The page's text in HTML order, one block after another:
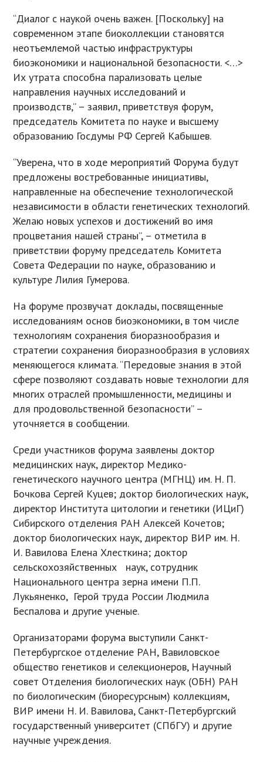
“Диалог с наукой очень важен. [Поскольку] на
современном этапе биоколлекции становятся
неотъемлемой частью инфраструктуры
биоэкономики и национальной безопасности. <…>
Их утрата способна парализовать целые
направления научных исследований и
производств,” – заявил, приветствуя форум,
председатель Комитета по науке и высшему
образованию Госдумы РФ Сергей Кабышев.
“Уверена, что в ходе мероприятий Форума будут
предложены востребованные инициативы,
направленные на обеспечение технологической
независимости в области генетических технологий.
Желаю новых успехов и достижений во имя
процветания нашей страны”, – отметила в
приветствии форуму председатель Комитета
Совета Федерации по науке, образованию и
культуре Лилия Гумерова.
На форуме прозвучат доклады, посвященные
исследованиям основ биоэкономики, в том числе
технологиям сохранения биоразнообразия и
стратегии сохранения биоразнообразия в условиях
меняющегося климата. “Передовые знания в этой
сфере позволяют создавать новые технологии для
многих отраслей промышленности, медицины и
для продовольственной безопасности” –
уточняется в сообщении.
Среди участников форума заявлены доктор
медицинских наук, директор Медико-
генетического научного центра (МГНЦ) им. Н. П.
Бочкова Сергей Куцев; доктор биологических наук,
директор Института цитологии и генетики (ИЦиГ)
Сибирского отделения РАН Алексей Кочетов;
доктор биологических наук, директор ВИР им. Н.
И. Вавилова Елена Хлесткина; доктор
сельскохозяйственных наук, сотрудник
Национального центра зерна имени П.П.
Лукьяненко, Герой труда России Людмила
Беспалова и другие ученые.
Организаторами форума выступили Санкт-
Петербургское отделение РАН, Вавиловское
общество генетиков и селекционеров, Научный
совет Отделения биологических наук (ОБН) РАН
по биологическим (биоресурсным) коллекциям,
ВИР имени Н. И. Вавилова, Санкт-Петербургский
государственный университет (СПбГУ) и другие
научные учреждения.